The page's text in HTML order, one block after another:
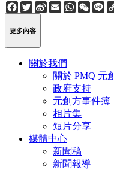
Facebook
Twitter
Sina
Weibo
Email
更多內容
關於我們
關於 PMQ 元
政府支持
元創方事件簿
相片集
短片分享
媒體中心
新聞稿
新聞報導